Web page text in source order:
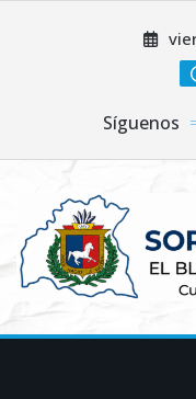
Síguenos